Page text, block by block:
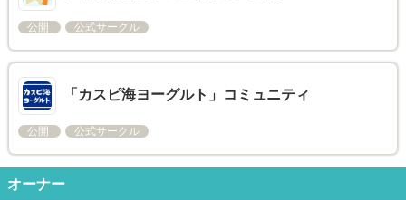
公開 公式サークル
「カスピ海ヨーグルト」コミュニティ
公開 公式サークル
オーナー